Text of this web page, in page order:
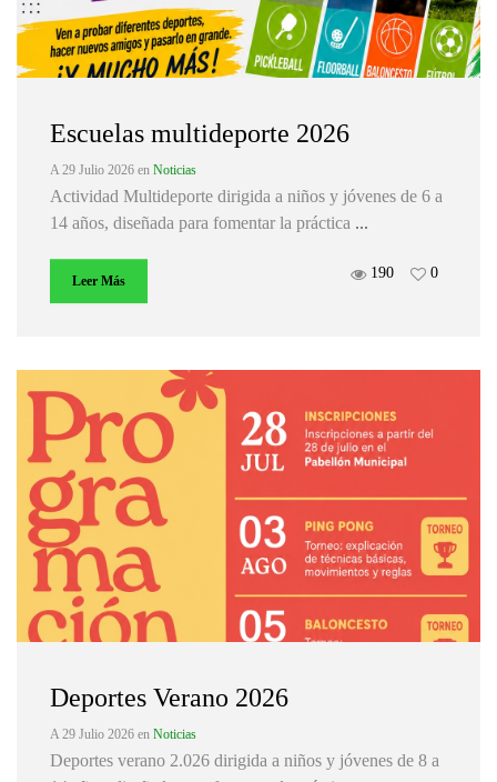
Escuelas multideporte 2026
A 29 Julio 2026 en Noticias
Actividad Multideporte dirigida a niños y jóvenes de 6 a
14 años, diseñada para fomentar la práctica ...
Leer Más 190 0
Deportes Verano 2026
A 29 Julio 2026 en Noticias
Deportes verano 2.026 dirigida a niños y jóvenes de 8 a